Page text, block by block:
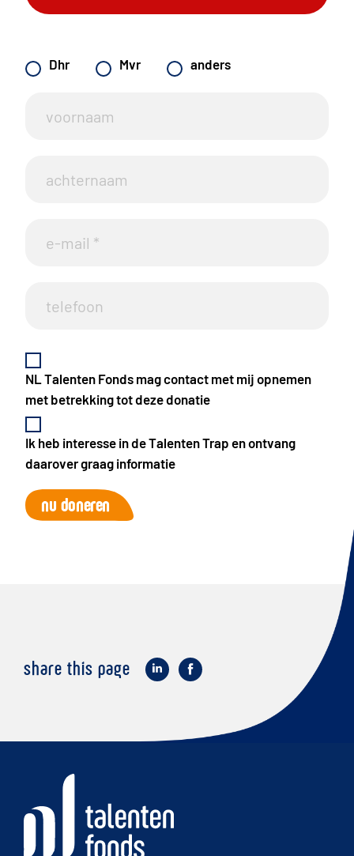
Dhr Mvr anders
NL Talenten Fonds mag contact met mij opnemen
met betrekking tot deze donatie
Ik heb interesse in de Talenten Trap en ontvang
daarover graag informatie
share this page